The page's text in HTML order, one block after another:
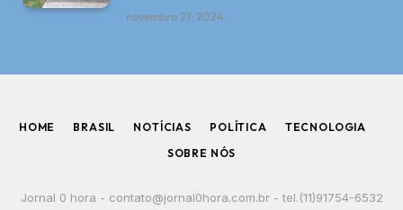
novembro 27, 2024
HOME BRASIL NOTÍCIAS POLÍTICA
TECNOLOGIA
SOBRE NÓS
Jornal 0 hora - contato@jornal0hora.com.br- tel.(11)91754-6532